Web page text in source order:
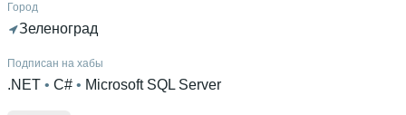
Город
Зеленоград
Подписан на хабы
.NET • C# • Microsoft SQL Server